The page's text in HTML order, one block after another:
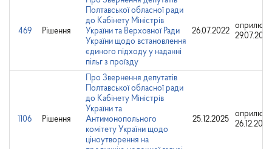
469 Рішення
Полтавської обласної ради
до Кабінету Міністрів
України та Верховної Ради
України щодо встановлення
єдиного підходу у наданні
пільг з проїзду
26.07.2022
29.07.2022
1106 Рішення
Про Звернення депутатів
Полтавської обласної ради
до Кабінету Міністрів
України та
Антимонопольного
комітету України щодо
ціноутворення на
25.12.2025
26.12.2025